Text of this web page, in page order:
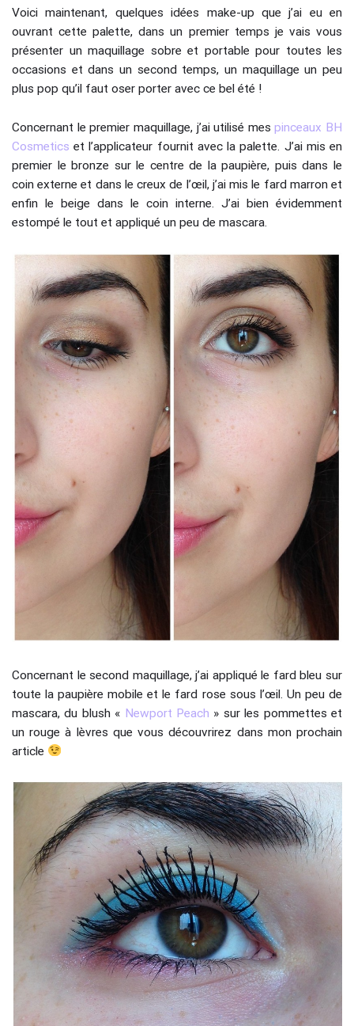
Voici maintenant, quelques idées make-up que j’ai eu en
ouvrant cette palette, dans un premier temps je vais vous
présenter un maquillage sobre et portable pour toutes les
occasions et dans un second temps, un maquillage un peu
plus pop qu’il faut oser porter avec ce bel été !
Concernant le premier maquillage, j’ai utilisé mespinceaux BH
Cosmetics et l’applicateur fournit avec la palette. J’ai mis en
premier le bronze sur le centre de la paupière, puis dans le
coin externe et dans le creux de l’œil, j’ai mis le fard marron et
enfin le beige dans le coin interne. J’ai bien évidemment
estompé le tout et appliqué un peu de mascara.
Concernant le second maquillage, j’ai appliqué le fard bleu sur
toute la paupière mobile et le fard rose sous l’œil. Un peu de
mascara, du blush « Newport Peach » sur les pommettes et
un rouge à lèvres que vous découvrirez dans mon prochain
article